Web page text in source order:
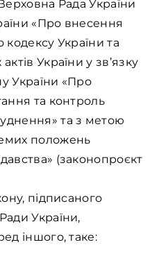
Рада України
«Про внесення
України та
України у зв’язку
України «Про
та контроль
та з метою
положень
(законопроєкт
підписаного
України,
іншого, таке: